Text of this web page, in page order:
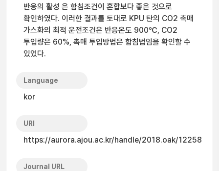
반응의 활성 은 함침조건이 혼합보다 좋은 것으로
확인하였다. 이러한 결과를 토대로 KPU 탄의 CO2 촉매
가스화의 최적 운전조건은 반응온도 900℃, CO2
투입량은 60%, 촉매 투입방법은 함침법임을 확인할 수
있었다.
Language
kor
URI
https://aurora.ajou.ac.kr/handle/2018.oak/12258
Journal URL